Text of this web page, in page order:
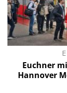
Euchner
Hannover